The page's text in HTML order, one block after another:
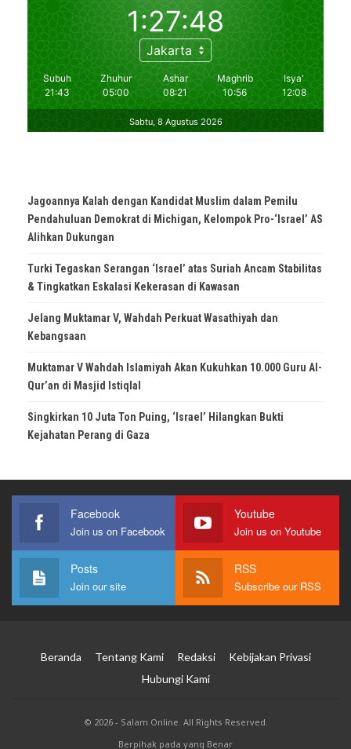
Jagoannya Kalah dengan Kandidat Muslim dalam Pemilu
Pendahuluan Demokrat di Michigan, Kelompok Pro-‘Israel’ AS
Alihkan Dukungan
Turki Tegaskan Serangan ‘Israel’ atas Suriah Ancam Stabilitas
& Tingkatkan Eskalasi Kekerasan di Kawasan
Jelang Muktamar V, Wahdah Perkuat Wasathiyah dan
Kebangsaan
Muktamar V Wahdah Islamiyah Akan Kukuhkan 10.000 Guru Al-
Qur’an di Masjid Istiqlal
Singkirkan 10 Juta Ton Puing, ‘Israel’ Hilangkan Bukti
Kejahatan Perang di Gaza
Facebook
Join us on Facebook
Youtube
Join us on Youtube
Posts
Join our site
RSS
Subscribe our RSS
Beranda Tentang Kami Redaksi
Kebijakan Privasi
Hubungi Kami
© 2026 - Salam Online. All Rights Reserved.
Berpihak pada yang Benar